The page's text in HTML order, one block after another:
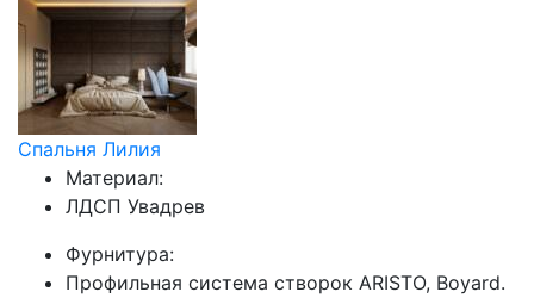
Спальня Лилия
Материал:
ЛДСП Увадрев
Фурнитура:
Профильная система створок ARISTO, Boyard.